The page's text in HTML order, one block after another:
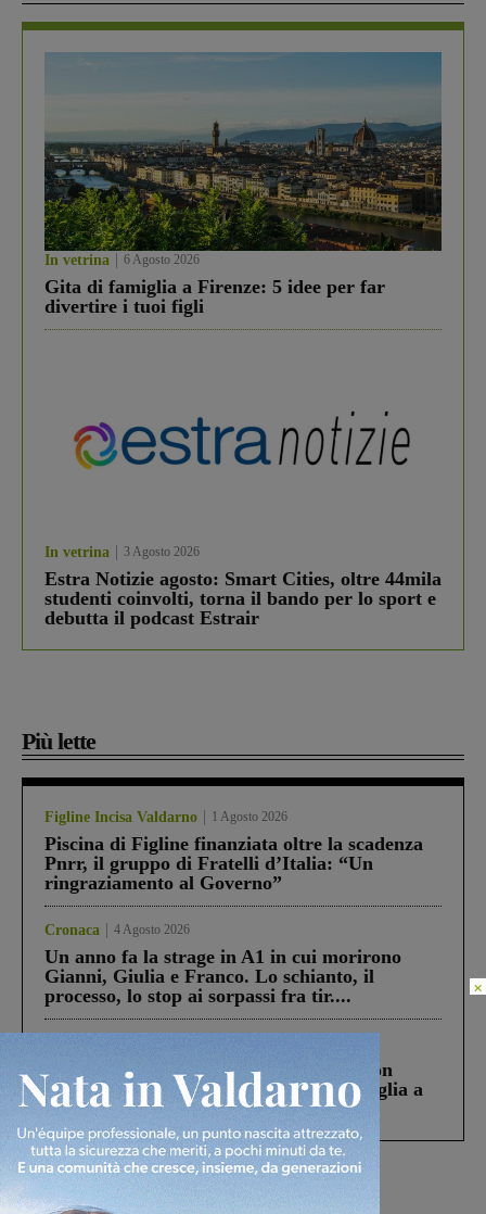
In vetrina 6 Agosto 2026
Gita di famiglia a Firenze: 5 idee per far
divertire i tuoi figli
In vetrina 3 Agosto 2026
Estra Notizie agosto: Smart Cities, oltre 44mila
studenti coinvolti, torna il bando per lo sport e
debutta il podcast Estrair
Più lette
Figline Incisa Valdarno 1 Agosto 2026
Piscina di Figline finanziata oltre la scadenza
Pnrr, il gruppo di Fratelli d’Italia: “Un
ringraziamento al Governo”
Cronaca 4 Agosto 2026
Un anno fa la strage in A1 in cui morirono
Gianni, Giulia e Franco. Lo schianto, il
processo, lo stop ai sorpassi fra tir....
Scomparso da una struttura di Castiglion
Fiorentino l’uomo che aveva ucciso la figlia a
Levane nel 2020
×